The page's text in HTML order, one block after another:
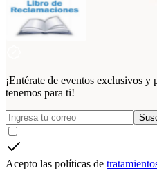
¡Entérate de eventos exclusivos y
tenemos para ti!
Acepto las políticas de